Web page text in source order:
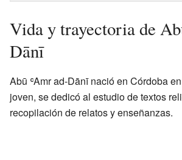
Vida y trayectoria de
Dānī
Abū ʿAmr ad-Dānī nació en Córdoba
joven, se dedicó al estudio de textos
recopilación de relatos y enseñanzas.